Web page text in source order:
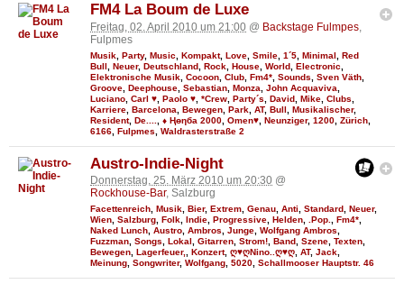
FM4 La Boum de Luxe
Freitag, 02. April 2010 um 21:00 @ Backstage Fulmpes
Fulpmes
Musik Party, Music Kompakt, Love Smile 1´5 Minimal
Red
Bull
Neuer, Deutschland Rock House World Electronic
Elektronische Musik Cocoon Club Fm4* Sounds Sven Väth
Groove Deephouse Sebastian Monza John Acquaviva
Luciano Carl ♥ Paolo ♥ *Crew Party´s David Mike Clubs
Karriere Barcelona Bewegen Park AT, Bull Musikalischer,
Resident, De.... ♦ Ңөηба 2000 Omen♥ Neunziger, 1200 Zürich
6166 Fulpmes Waldrasterstraße 2
Austro-Indie-Night
Donnerstag, 25. März 2010 um 20:30 @
Rockhouse-Bar, Salzburg
Facettenreich Musik Bier, Extrem Genau Anti Standard Neuer,
Wien Salzburg Folk Indie Progressive Helden .Pop. Fm4*
Naked Lunch Austro Ambros Junge Wolfgang Ambros
Fuzzman Songs Lokal Gitarren Strom! Band Szene Texten
Bewegen Lagerfeuer, Konzert, ღ♥ღNino..ღ♥ღ AT, Jack
Meinung Songwriter, Wolfgang 5020 Schallmooser Hauptstr. 46